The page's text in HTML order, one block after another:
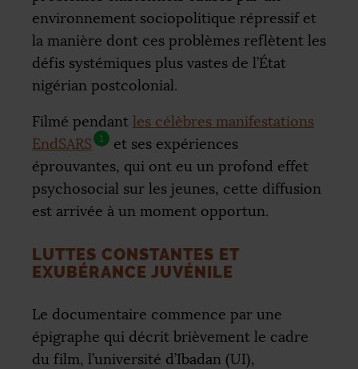
environnement sociopolitique répressif et
la manière dont ces problèmes reflètent les
défis systémiques plus vastes de l’État
nigérian postcolonial.
Filmé pendant les célèbres manifestations
EndSARS
1
et ses expériences
éprouvantes, qui ont eu un profond effet
psychosocial sur les jeunes, cette diffusion
est arrivée à un moment opportun.
LUTTES CONSTANTES ET
EXUBÉRANCE JUVÉNILE
Le documentaire commence par une
épigraphe qui décrit brièvement le cadre
du film, l’université d’Ibadan (UI),